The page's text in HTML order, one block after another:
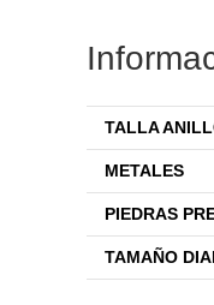
TALLA
METALES
PIEDRAS
TAMAÑO